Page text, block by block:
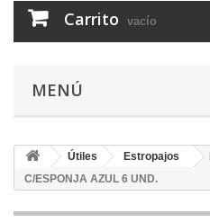
Carrito vacío
MENÚ
Útiles Estropajos
C/ESPONJA AZUL 6 UND.